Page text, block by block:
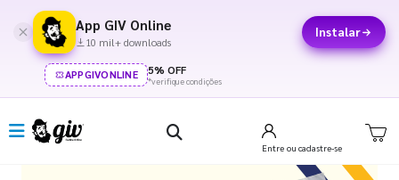
App GIV Online
10 mil+ downloads
Instalar
APPGIVONLINE 5% OFF
*verifique condições
Entre ou cadastre-se